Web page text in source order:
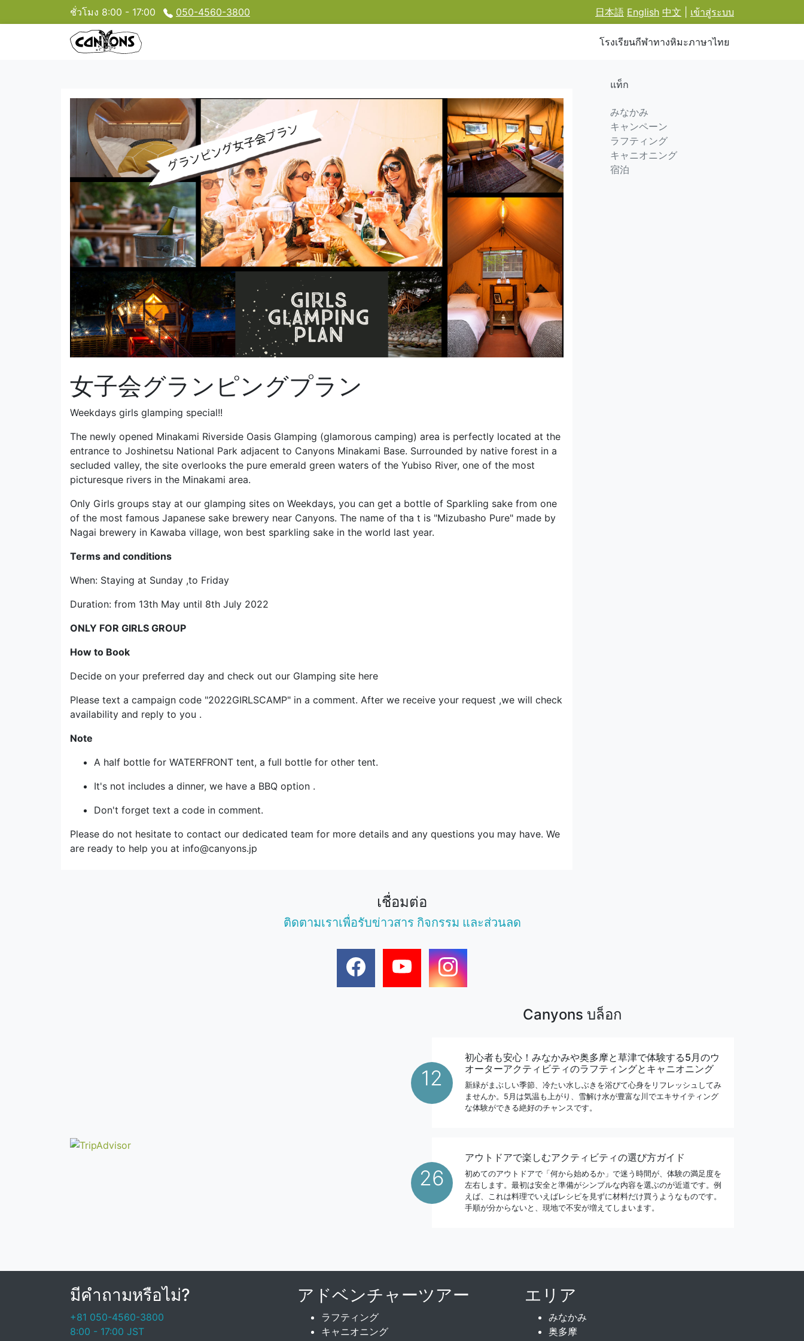
ชั่วโมง 8:00 - 17:00 050-4560-3800 日本語 English 中文 เข้าสู่ระบบ
โรงเรียนกีฬาทางหิมะภาษาไทย
女子会グランピングプラン
Weekdays girls glamping special!!
The newly opened Minakami Riverside Oasis Glamping (glamorous camping) area is perfectly located at the
entrance to Joshinetsu National Park adjacent to Canyons Minakami Base. Surrounded by native forest in a
secluded valley, the site overlooks the pure emerald green waters of the Yubiso River, one of the most
picturesque rivers in the Minakami area.
Only Girls groups stay at our glamping sites on Weekdays, you can get a bottle of Sparkling sake from one
of the most famous Japanese sake brewery near Canyons. The name of tha t is "Mizubasho Pure" made by
Nagai brewery in Kawaba village, won best sparkling sake in the world last year.
Terms and conditions
When: Staying at Sunday ,to Friday
Duration: from 13th May until 8th July 2022
ONLY FOR GIRLS GROUP
How to Book
Decide on your preferred day and check out our Glamping site here
Please text a campaign code "2022GIRLSCAMP" in a comment. After we receive your request ,we will check
availability and reply to you .
Note
A half bottle for WATERFRONT tent, a full bottle for other tent.
It's not includes a dinner, we have a BBQ option .
Don't forget text a code in comment.
Please do not hesitate to contact our dedicated team for more details and any questions you may have. We
are ready to help you at info@canyons.jp
แท็ก
みなかみ
キャンペーン
ラフティング
キャニオニング
宿泊
เชื่อมต่อ
ติดตามเราเพื่อรับข่าวสาร กิจกรรม และส่วนลด
Canyons บล็อก
12
初心者も安心！みなかみや奥多摩と草津で体験する5月のウ
オーターアクティビティのラフティングとキャニオニング
新緑がまぶしい季節、冷たい水しぶきを浴びて心身をリフレッシュしてみ
ませんか。5月は気温も上がり、雪解け水が豊富な川でエキサイティング
な体験ができる絶好のチャンスです。
26
アウトドアで楽しむアクティビティの選び方ガイド
初めてのアウトドアで「何から始めるか」で迷う時間が、体験の満足度を
左右します。最初は安全と準備がシンプルな内容を選ぶのが近道です。例
えば、これは料理でいえばレシピを見ずに材料だけ買うようなものです。
手順が分からないと、現地で不安が増えてしまいます。
มีคำถามหรือไม่?
+81 050-4560-3800
8:00 - 17:00 JST
アドベンチャーツアー
ラフティング
キャニオニング
エリア
みなかみ
奥多摩